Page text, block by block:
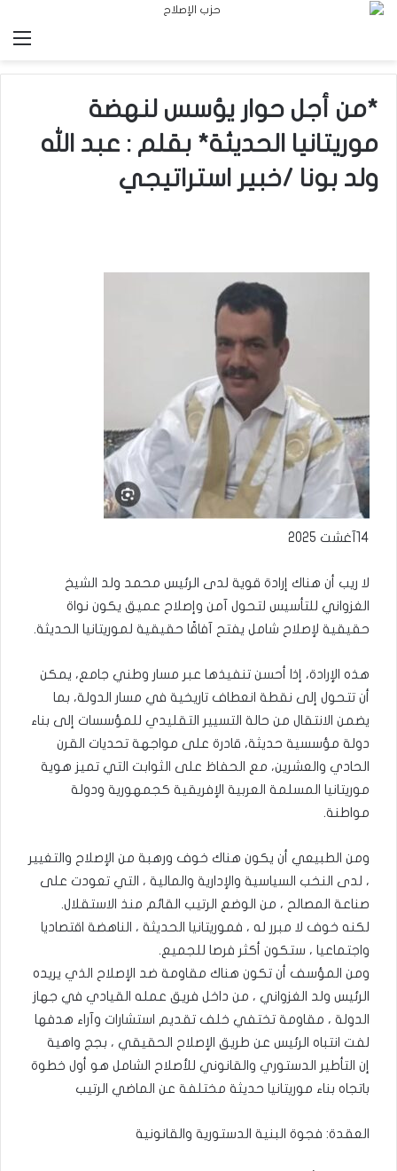
*من أجل حوار يؤسس لنهضة
موريتانيا الحديثة* بقلم : عبد الله
ولد بونا /خبير استراتيجي
14آغشت 2025
لا ريب أن هناك إرادة قوية لدى الرئيس محمد ولد الشيخ
الغزواني للتأسيس لتحول آمن وإصلاح عميق يكون نواة
حقيقية لإصلاح شامل يفتح آفاقًا حقيقية لموريتانيا الحديثة.
هذه الإرادة، إذا أحسن تنفيذها عبر مسار وطني جامع، يمكن
أن تتحول إلى نقطة انعطاف تاريخية في مسار الدولة، بما
يضمن الانتقال من حالة التسيير التقليدي للمؤسسات إلى بناء
دولة مؤسسية حديثة، قادرة على مواجهة تحديات القرن
الحادي والعشرين، مع الحفاظ على الثوابت التي تميز هوية
موريتانيا المسلمة العربية الإفريقية كجمهورية ودولة
مواطنة.
ومن الطبيعي أن يكون هناك خوف ورهبة من الإصلاح والتغيير
، لدى النخب السياسية والإدارية والمالية ، التي تعودت على
صناعة المصالح ، من الوضع الرتيب القائم منذ الاستقلال.
لكنه خوف لا مبرر له ، فموريتانيا الحديثة ، الناهضة اقتصاديا
واجتماعيا ، ستكون أكثر فرصا للجميع.
ومن المؤسف أن تكون هناك مقاومة ضد الإصلاح الذي يريده
الرئيس ولد الغزواني ، من داخل فريق عمله القيادي في جهاز
الدولة ، مقاومة تختفي خلف تقديم استشارات وآراء هدفها
لفت انتباه الرئيس عن طريق الإصلاح الحقيقي ، بجج واهية
إن التأطير الدستوري والقانوني للأصلاح الشامل هو أول خطوة
باتجاه بناء موريتانيا حديثة مختلفة عن الماضي الرتيب
العقدة: فجوة البنية الدستورية والقانونية